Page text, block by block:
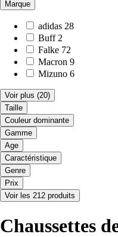
Marque
adidas 28
Buff 2
Falke 72
Macron 9
Mizuno 6
Voir plus (20)
Taille
Couleur dominante
Gamme
Age
Caractéristique
Genre
Prix
Voir les 212 produits
Chaussettes